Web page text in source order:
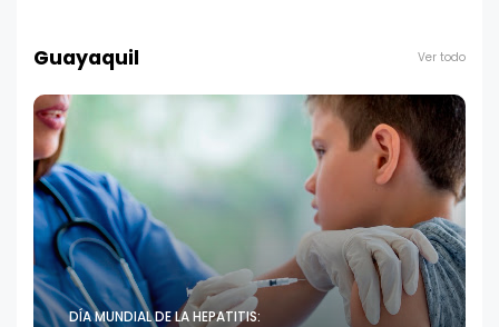
Guayaquil Ver todo
DÍA MUNDIAL DE LA HEPATITIS: